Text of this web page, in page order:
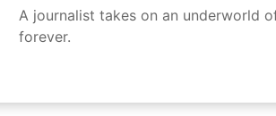
A journalist takes on an underworld
forever.